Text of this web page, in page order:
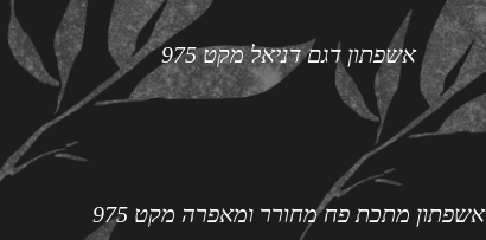
אשפתון דגם דניאל מקט 975
אשפתון מתכת פח מחורר ומאפרה מקט 975